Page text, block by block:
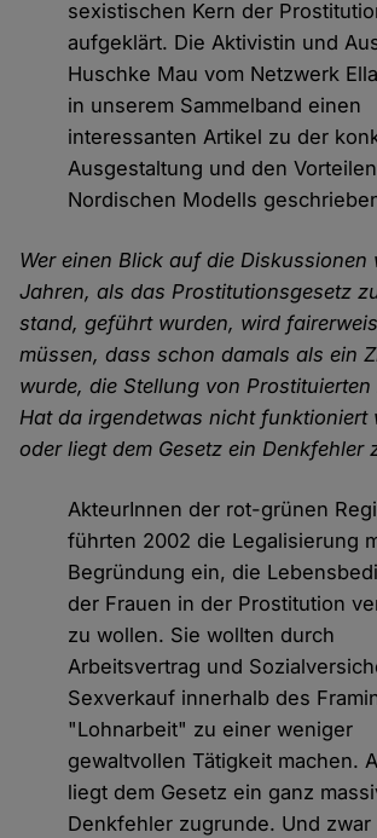
sexistischen Kern der
aufgeklärt. Die Aktivistin und
Huschke Mau vom Netzwerk
in unserem Sammelband einen
interessanten Artikel zu der
Ausgestaltung und den
Nordischen Modells
Wer einen Blick auf die
Jahren, als das Prostitutionsgesetz
stand, geführt wurden, wird
müssen, dass schon damals als ein
wurde, die Stellung von Prostituierten
Hat da irgendetwas nicht funktioniert
oder liegt dem Gesetz ein Denkfehler
AkteurInnen der rot-grünen
führten 2002 die Legalisierung
Begründung ein, die
der Frauen in der Prostitution
zu wollen. Sie wollten durch
Arbeitsvertrag und
Sexverkauf innerhalb des
"Lohnarbeit" zu einer weniger
gewaltvollen Tätigkeit machen.
liegt dem Gesetz ein ganz
Denkfehler zugrunde. Und zwar